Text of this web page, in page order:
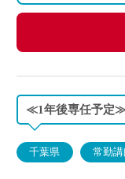
・その他手当
険・厚生年金
≪1年後専任予定≫
千葉県 常勤